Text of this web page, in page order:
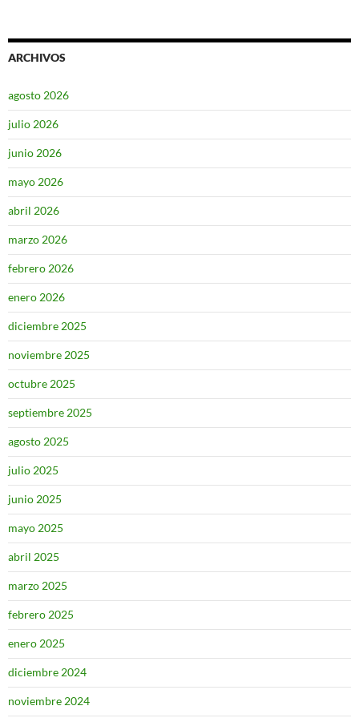
ARCHIVOS
agosto 2026
julio 2026
junio 2026
mayo 2026
abril 2026
marzo 2026
febrero 2026
enero 2026
diciembre 2025
noviembre 2025
octubre 2025
septiembre 2025
agosto 2025
julio 2025
junio 2025
mayo 2025
abril 2025
marzo 2025
febrero 2025
enero 2025
diciembre 2024
noviembre 2024